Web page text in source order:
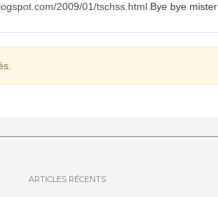
2009/01/tschss.html Bye bye
ARTICLES RÉCENTS